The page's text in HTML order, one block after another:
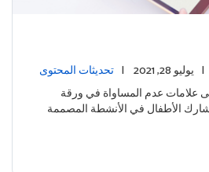
| يوليو 28, 2021 |
تحديثات المحتوى
علامات عدم المساواة في ورقة
الأطفال في الأنشطة المصممة